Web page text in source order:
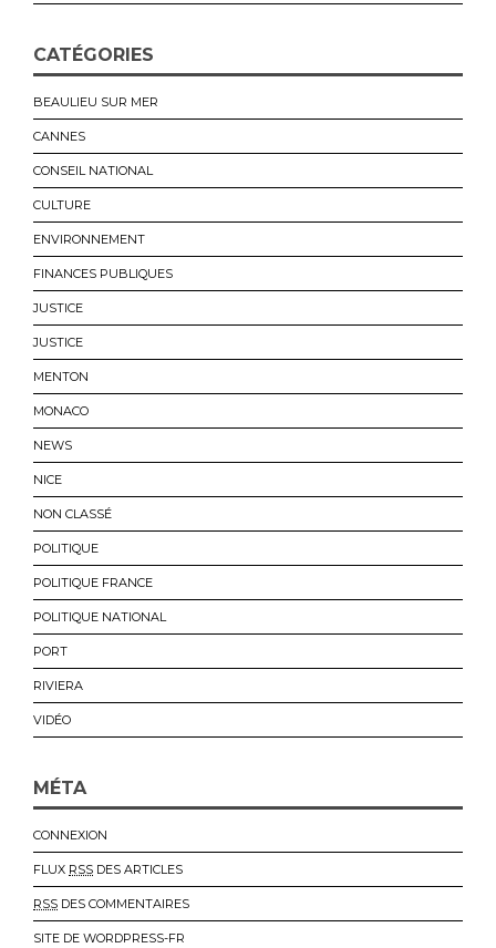
CATÉGORIES
BEAULIEU SUR MER
CANNES
CONSEIL NATIONAL
CULTURE
ENVIRONNEMENT
FINANCES PUBLIQUES
JUSTICE
JUSTICE
MENTON
MONACO
NEWS
NICE
NON CLASSÉ
POLITIQUE
POLITIQUE FRANCE
POLITIQUE NATIONAL
PORT
RIVIERA
VIDÉO
MÉTA
CONNEXION
FLUX RSS DES ARTICLES
RSS DES COMMENTAIRES
SITE DE WORDPRESS-FR